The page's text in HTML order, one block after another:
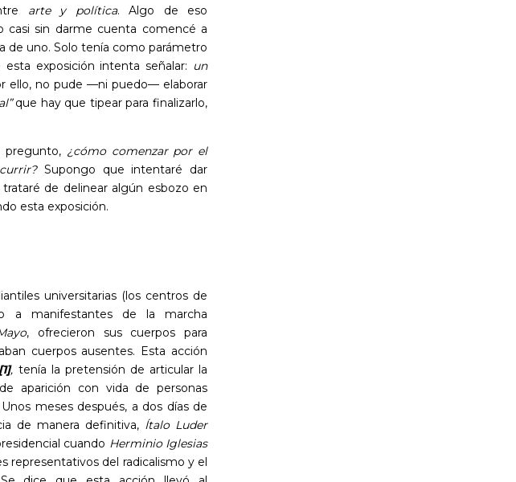
arte y política. Algo de eso
casi sin darme cuenta comencé a
de uno. Solo tenía como parámetro
exposición intenta señalar: un
ello, no pude —ni puedo— elaborar
que hay que tipear para finalizarlo,
¿cómo comenzar por el
Supongo que intentaré dar
de delinear algún esbozo en
esta exposición.
universitarias (los centros de
a manifestantes de la marcha
, ofrecieron sus cuerpos para
cuerpos ausentes. Esta acción
, tenía la pretensión de articular la
aparición con vida de personas
Unos meses después, a dos días de
de manera definitiva, Ítalo Luder
cuando Herminio Iglesias
representativos del radicalismo y el